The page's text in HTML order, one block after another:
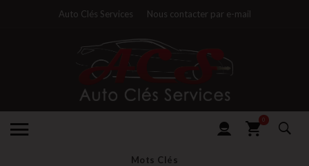
Auto Clés Services Nous contacter par e-mail
0
Mots Clés